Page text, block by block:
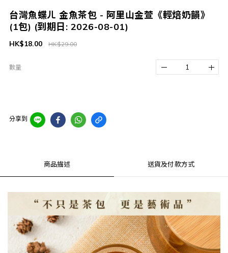
台灣魚蝶ㄦ 金魚茶包 - 阿里山金萱《輕焙奶韻》
(1包) (到期日: 2026-08-01)
HK$29.00
HK$18.00
數量
分享到
商品描述 送貨及付款方式